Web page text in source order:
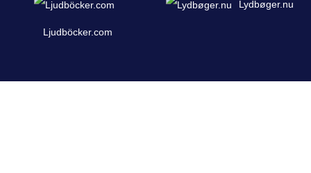
Ljudböcker.com
Lydbøger.nu